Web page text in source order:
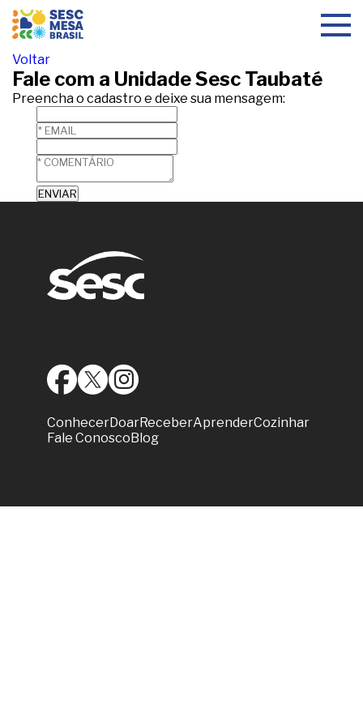
Toggle
Voltar
Fale com a Unidade Sesc Taubaté
Preencha o cadastro e deixe sua mensagem:
ConhecerDoarReceberAprenderCozinhar
Fale ConoscoBlog